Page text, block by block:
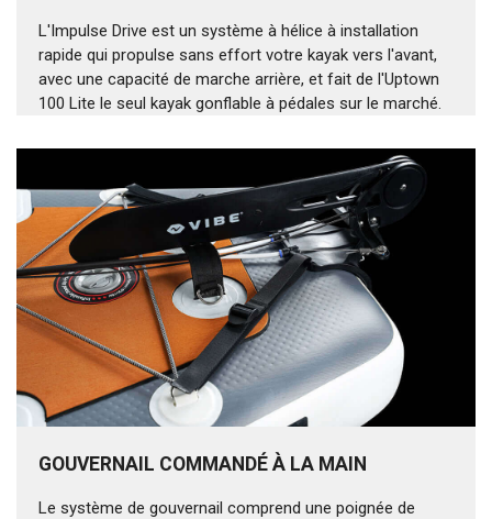
L'Impulse Drive est un système à hélice à installation
rapide qui propulse sans effort votre kayak vers l'avant,
avec une capacité de marche arrière, et fait de l'Uptown
100 Lite le seul kayak gonflable à pédales sur le marché.
GOUVERNAIL COMMANDÉ À LA MAIN
Le système de gouvernail comprend une poignée de